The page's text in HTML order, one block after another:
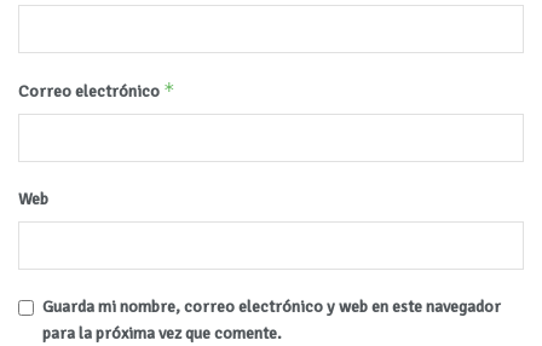
Correo electrónico *
Web
Guarda mi nombre, correo electrónico y web en este navegador
para la próxima vez que comente.